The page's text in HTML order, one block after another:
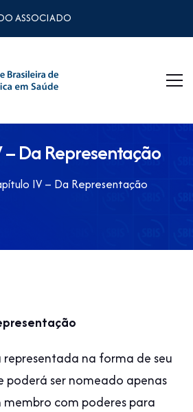
ASSOCIADO
Da Representação
IV – Da Representação
representada na forma de seu
poderá ser nomeado apenas
membro com poderes para